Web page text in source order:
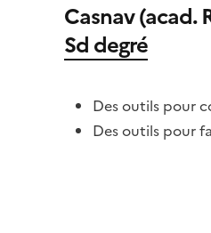
Casnav (acad.
Sd degré
Des outils pour
Des outils pour